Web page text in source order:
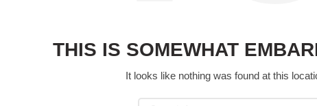
THIS IS SOMEWHAT
It looks like nothing was found at this